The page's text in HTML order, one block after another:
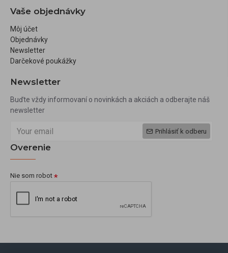
Vaše objednávky
Môj účet
Objednávky
Newsletter
Darčekové poukážky
Newsletter
Buďte vždy informovaní o novinkách a akciách a odberajte náš
newsletter
Prihlásiť k odberu
Overenie
Nie som robot